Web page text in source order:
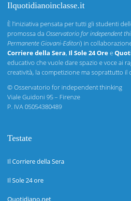
Ilquotidianoinclasse.it
È l’iniziativa pensata per tutti gli studenti
promossa da Osservatorio for independent
Permanente Giovani-Editori) in
Corriere della Sera, Il Sole 24 Oree
educativo che vuole dare spazio e voce ai
creatività, la competizione ma soprattutto il
©Osservatorio for independent thinking
Viale Guidoni 95 – Firenze
P. IVA 05054380489
Testate
Il Corriere della Sera
Il Sole 24 ore
Quotidiano.net